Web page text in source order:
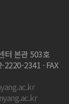
터 본관 503호
2341 · FAX